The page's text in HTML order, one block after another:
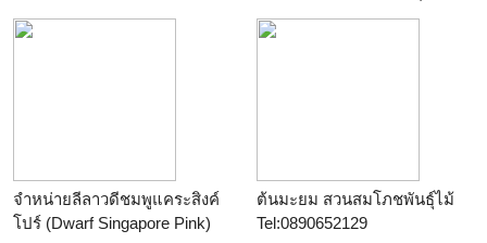
ประเทศ
จำหน่ายลีลาวดีชมพูแคระสิงค์
โปร์ (Dwarf Singapore Pink)
ต้นมะยม สวนสมโภชพันธุ์ไม้
Tel:0890652129